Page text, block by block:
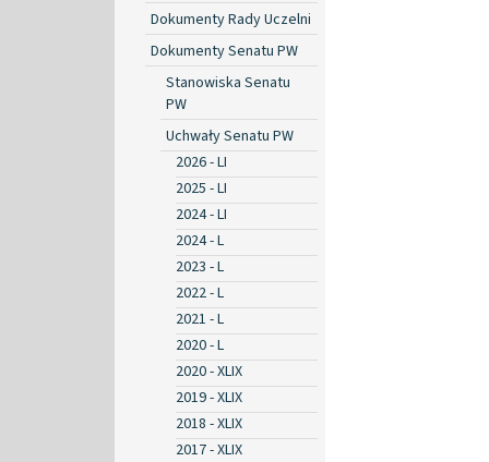
Dokumenty Rady Uczelni
Dokumenty Senatu PW
Stanowiska Senatu
PW
Uchwały Senatu PW
2026 - LI
2025 - LI
2024 - LI
2024 - L
2023 - L
2022 - L
2021 - L
2020 - L
2020 - XLIX
2019 - XLIX
2018 - XLIX
2017 - XLIX